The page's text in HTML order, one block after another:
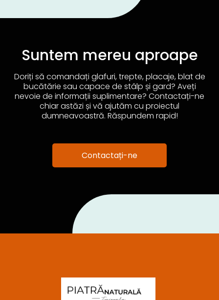
Suntem mereu aproape
Doriți să comandați glafuri, trepte, placaje, blat de
bucătărie sau capace de stâlp și gard? Aveți
nevoie de informații suplimentare? Contactați-ne
chiar astăzi și vă ajutăm cu proiectul
dumneavoastră. Răspundem rapid!
Contactați-ne